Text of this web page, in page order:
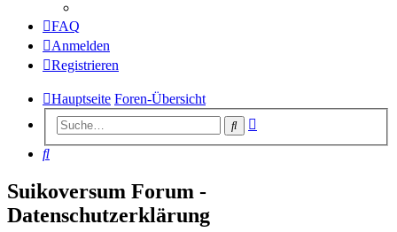
FAQ
Anmelden
Registrieren
Hauptseite Foren-Übersicht
Suche
Suche
Suikoversum Forum -
Datenschutzerklärung